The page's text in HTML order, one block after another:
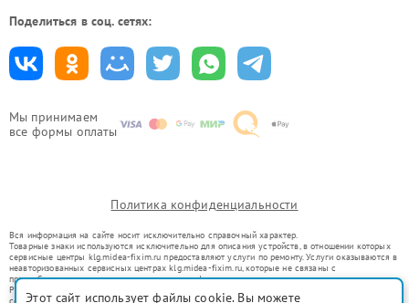
Мы принимаем
все формы оплаты
Поделиться в соц. сетях:
Политика конфиденциальности
Вся информация на сайте носит исключительно справочный характер.
Товарные знаки используются исключительно для описания устройств, в отношении которых
сервисные центры klg.midea-fixim.ru предоставляют услуги по ремонту. Услуги оказываются в
неавторизованных сервисных центрах klg.midea-fixim.ru, которые не связаны с
правообладателями товарных знаков или их официальными представителями.
Ремонт осуществляется для устройств, уже введенных в гражданский оборот в соответствии
Этот сайт использует файлы cookie. Вы можете